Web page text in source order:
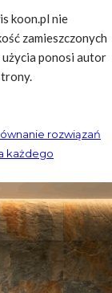
koon.pl nie
zamieszczonych
użycia ponosi autor
rozwiązań
każdego